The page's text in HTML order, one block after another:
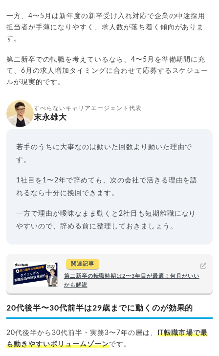
一方、4〜5月は新年度の新卒受け入れ対応で企業の中途採用
担当者が手薄になりやすく、求人数が落ち着く傾向がありま
す。
第二新卒での転職を考えているなら、4〜5月を準備期間に充
て、6月の求人増加タイミングに合わせて応募するスケジュー
ルが現実的です。
すべらないキャリアエージェント代表
末永雄大
若手のうちに大事なのは動いた回数より動いた理由で
す。
1社目を1〜2年で辞めても、次の会社で活きる理由を語
れるなら十分に挽回できます。
一方で理由が曖昧なまま動くと2社目も短期離職になり
やすいので、辞める前に整理しておきましょう。
関連記事
第二新卒の転職時期は2〜3年目が最適！何月がいい
かも解説
20代後半〜30代前半は29歳までに動くのが効果的
20代後半から30代前半・実務3〜7年の層は、 IT転職市場で最
も動きやすいボリュームゾーンです。